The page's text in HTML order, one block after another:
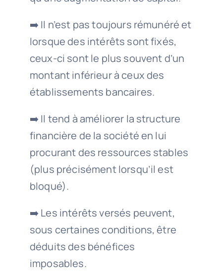
➡️ Il n’est pas toujours rémunéré et
lorsque des intérêts sont fixés,
ceux-ci sont le plus souvent d’un
montant inférieur à ceux des
établissements bancaires.
➡️ Il tend à améliorer la structure
financière de la société en lui
procurant des ressources stables
(plus précisément lorsqu’il est
bloqué).
➡️ Les intérêts versés peuvent,
sous certaines conditions, être
déduits des bénéfices
imposables.